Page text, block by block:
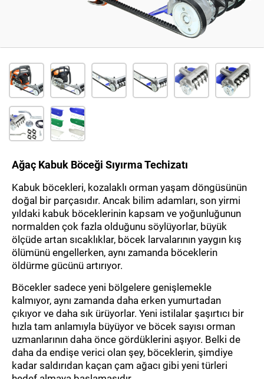
WECDO Oyma Setleri
WECDO Mini Ahşap Oyma Ucları
WECDO Mini Disk Uzatma Adaptörü
DİSKLER Taşlamaya Takılan
Mini Çapalama Makineleri
Mini Çapa Kollu, Motorlu, Kollu
Köstebek Kafalar
Hasat Makinaları
Kancalı Hasat Makinaları *shak*
FLAP Çubuklu Kafa
ZSK Ek Üniteler * ZSK *
Ot Kesme Modülleri
Kaldırım Temizlemeler
Örümcek Kafalar
Otomatik Başlıklar ve Parçaları
Ağaç Kabuk Böceği Sıyırma Techizatı
Kabuk böcekleri, kozalaklı orman yaşam döngüsünün
doğal bir parçasıdır. Ancak bilim adamları, son yirmi
yıldaki kabuk böceklerinin kapsam ve yoğunluğunun
normalden çok fazla olduğunu söylüyorlar, büyük
ölçüde artan sıcaklıklar, böcek larvalarının yaygın kış
ölümünü engellerken, aynı zamanda böceklerin
öldürme gücünü artırıyor.
Böcekler sadece yeni bölgelere genişlemekle
kalmıyor, aynı zamanda daha erken yumurtadan
çıkıyor ve daha sık ürüyorlar. Yeni istilalar şaşırtıcı bir
hızla tam anlamıyla büyüyor ve böcek sayısı orman
uzmanlarının daha önce gördüklerini aşıyor. Belki de
daha da endişe verici olan şey, böceklerin, şimdiye
kadar saldırıdan kaçan çam ağacı gibi yeni türleri